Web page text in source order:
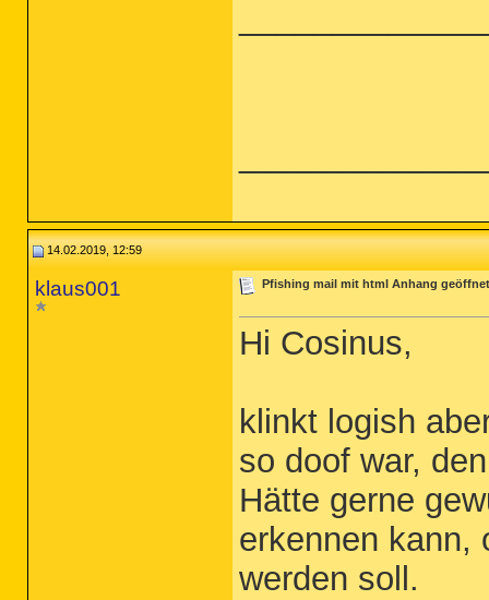
14.02.2019, 12:59
klaus001 Pfishing mail mit html Anhang geöffnet
Hi Cosinus,
klinkt logish
so doof war,
Hätte gerne
erkennen kann,
werden soll.